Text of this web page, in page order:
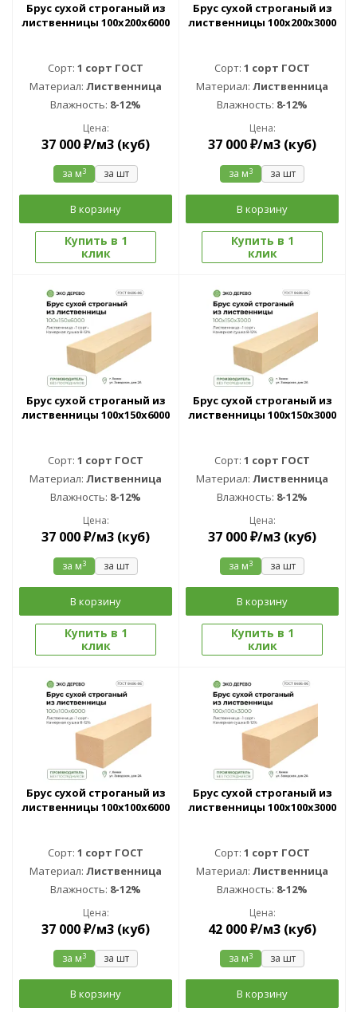
Брус сухой строганый из
лиственницы 100х200х6000
Сорт: 1 сорт ГОСТ
Материал: Лиственница
Влажность: 8-12%
Цена:
37 000₽/м3 (куб)
за м3 за шт
В корзину
Купить в 1
клик
Брус сухой строганый из
лиственницы 100х200х3000
Сорт: 1 сорт ГОСТ
Материал: Лиственница
Влажность: 8-12%
Цена:
37 000₽/м3 (куб)
за м3 за шт
В корзину
Купить в 1
клик
Брус сухой строганый из
лиственницы 100х150х6000
Сорт: 1 сорт ГОСТ
Материал: Лиственница
Влажность: 8-12%
Цена:
37 000₽/м3 (куб)
за м3 за шт
В корзину
Купить в 1
клик
Брус сухой строганый из
лиственницы 100х150х3000
Сорт: 1 сорт ГОСТ
Материал: Лиственница
Влажность: 8-12%
Цена:
37 000₽/м3 (куб)
за м3 за шт
В корзину
Купить в 1
клик
Брус сухой строганый из
лиственницы 100х100х6000
Сорт: 1 сорт ГОСТ
Материал: Лиственница
Влажность: 8-12%
Цена:
37 000₽/м3 (куб)
за м3 за шт
В корзину
Брус сухой строганый из
лиственницы 100х100х3000
Сорт: 1 сорт ГОСТ
Материал: Лиственница
Влажность: 8-12%
Цена:
42 000₽/м3 (куб)
за м3 за шт
В корзину